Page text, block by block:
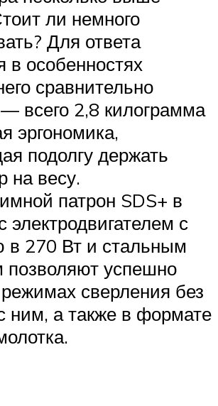
ли немного
Для ответа
в особенностях
сравнительно
всего 2,8 килограмма
эргономика,
подолгу держать
на весу.
патрон SDS+ в
электродвигателем с
270 Вт и стальным
позволяют успешно
сверления без
ним, а также в формате